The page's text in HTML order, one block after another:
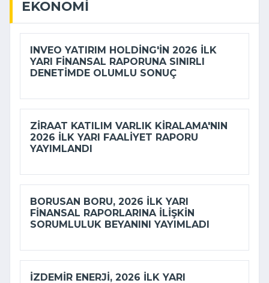
EKONOMI
INVEO YATIRIM HOLDING'IN 2026 ILK
YARI FINANSAL RAPORUNA SINIRLI
DENETIMDE OLUMLU SONUÇ
ZIRAAT KATILIM VARLIK KIRALAMA'NIN
2026 ILK YARI FAALIYET RAPORU
YAYIMLANDI
BORUSAN BORU, 2026 ILK YARI
FINANSAL RAPORLARINA ILIŞKIN
SORUMLULUK BEYANINI YAYIMLADI
İZDEMİR ENERJI, 2026 ILK YARI